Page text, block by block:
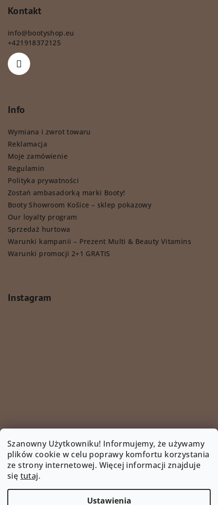
Szanowny Użytkowniku! Informujemy, że używamy
plików cookie w celu poprawy komfortu korzystania
ze strony internetowej. Więcej informacji znajduje
się tutaj.
Ustawienia
Kontakt
info@bootyshop.eu
+421918372125
Info
Wymiana i zwrot towaru
Reklamacja
Moje zamówienie
Regulamin
Polityka prywatności
Zostań ambasadorką marki Booty!
Booty Showroom Košice – sklep pokazowy
Our loyalty program
Sprzedaż hurtowa
Warunki kampanii – Prezent Multi & Beauty Vitamins
Warunki promocji 2+1 GRATIS
Instagram
INSTAGRAM